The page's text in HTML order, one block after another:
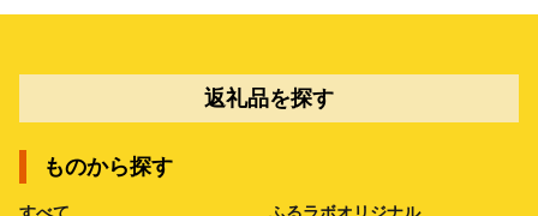
返礼品を探す
ものから探す